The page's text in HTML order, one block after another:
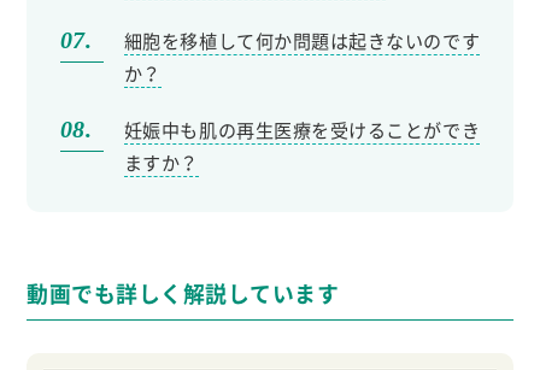
細胞を移植して何か問題は起きないのです
か？
妊娠中も肌の再生医療を受けることができ
ますか？
動画でも詳しく解説しています